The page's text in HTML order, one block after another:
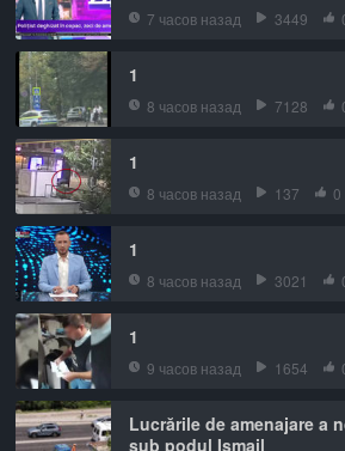
7 часов назад 3449
1
8 часов назад 7128
1
8 часов назад 137 0
1
8 часов назад 3021
1
9 часов назад 1654
Lucrările de amenajare a
sub podul Ismail